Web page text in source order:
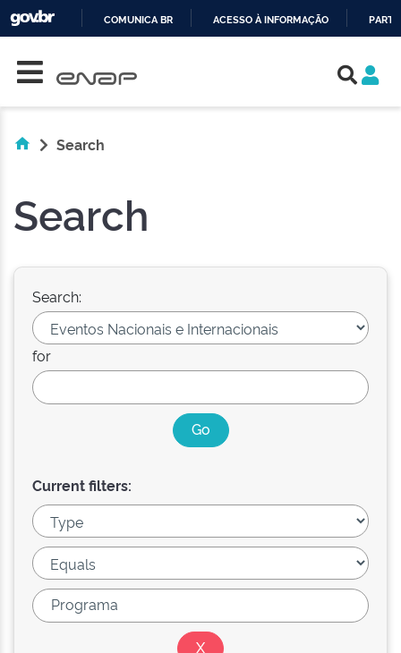
COMUNICA BR ACESSO À INFORMAÇÃO
Search
Search
Search:
for
Current filters: